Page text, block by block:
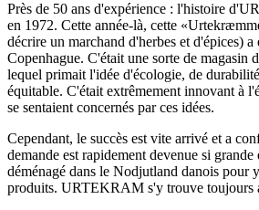
Près de 50 ans d'expérience : l'histoire
en 1972. Cette année-là, cette
décrire un marchand d'herbes et d'épices) a
Copenhague. C'était une sorte de magasin
lequel primait l'idée d'écologie, de
équitable. C'était extrêmement innovant à
se sentaient concernés par ces idées.
Cependant, le succès est vite arrivé et a
demande est rapidement devenue si
déménagé dans le Nodjutland danois pour
produits. URTEKRAM s'y trouve toujours